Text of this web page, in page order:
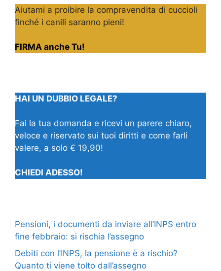
Aiutami a proibire la compravendita di cuccioli
finché i canili saranno pieni!
FIRMA anche Tu!
HAI UN DUBBIO LEGALE?
Fai la tua domanda e ricevi un parere chiaro,
veloce e riservato sui tuoi diritti e come farli
valere, a solo € 19,90!
CHIEDI ADESSO!
Pensioni, i documenti da inviare all’INPS entro
fine febbraio: si rischia l’assegno
Debiti con l’INPS, la pensione è a rischio?
Quanto ti viene tolto dall’assegno